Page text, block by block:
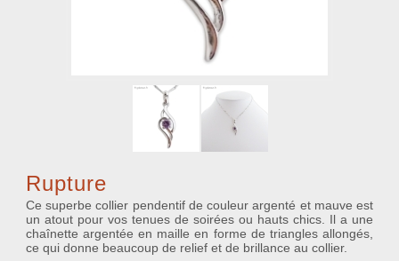
Rupture
Ce superbe collier pendentif de couleur argenté et mauve est
un atout pour vos tenues de soirées ou hauts chics. Il a une
chaînette argentée en maille en forme de triangles allongés,
ce qui donne beaucoup de relief et de brillance au collier.